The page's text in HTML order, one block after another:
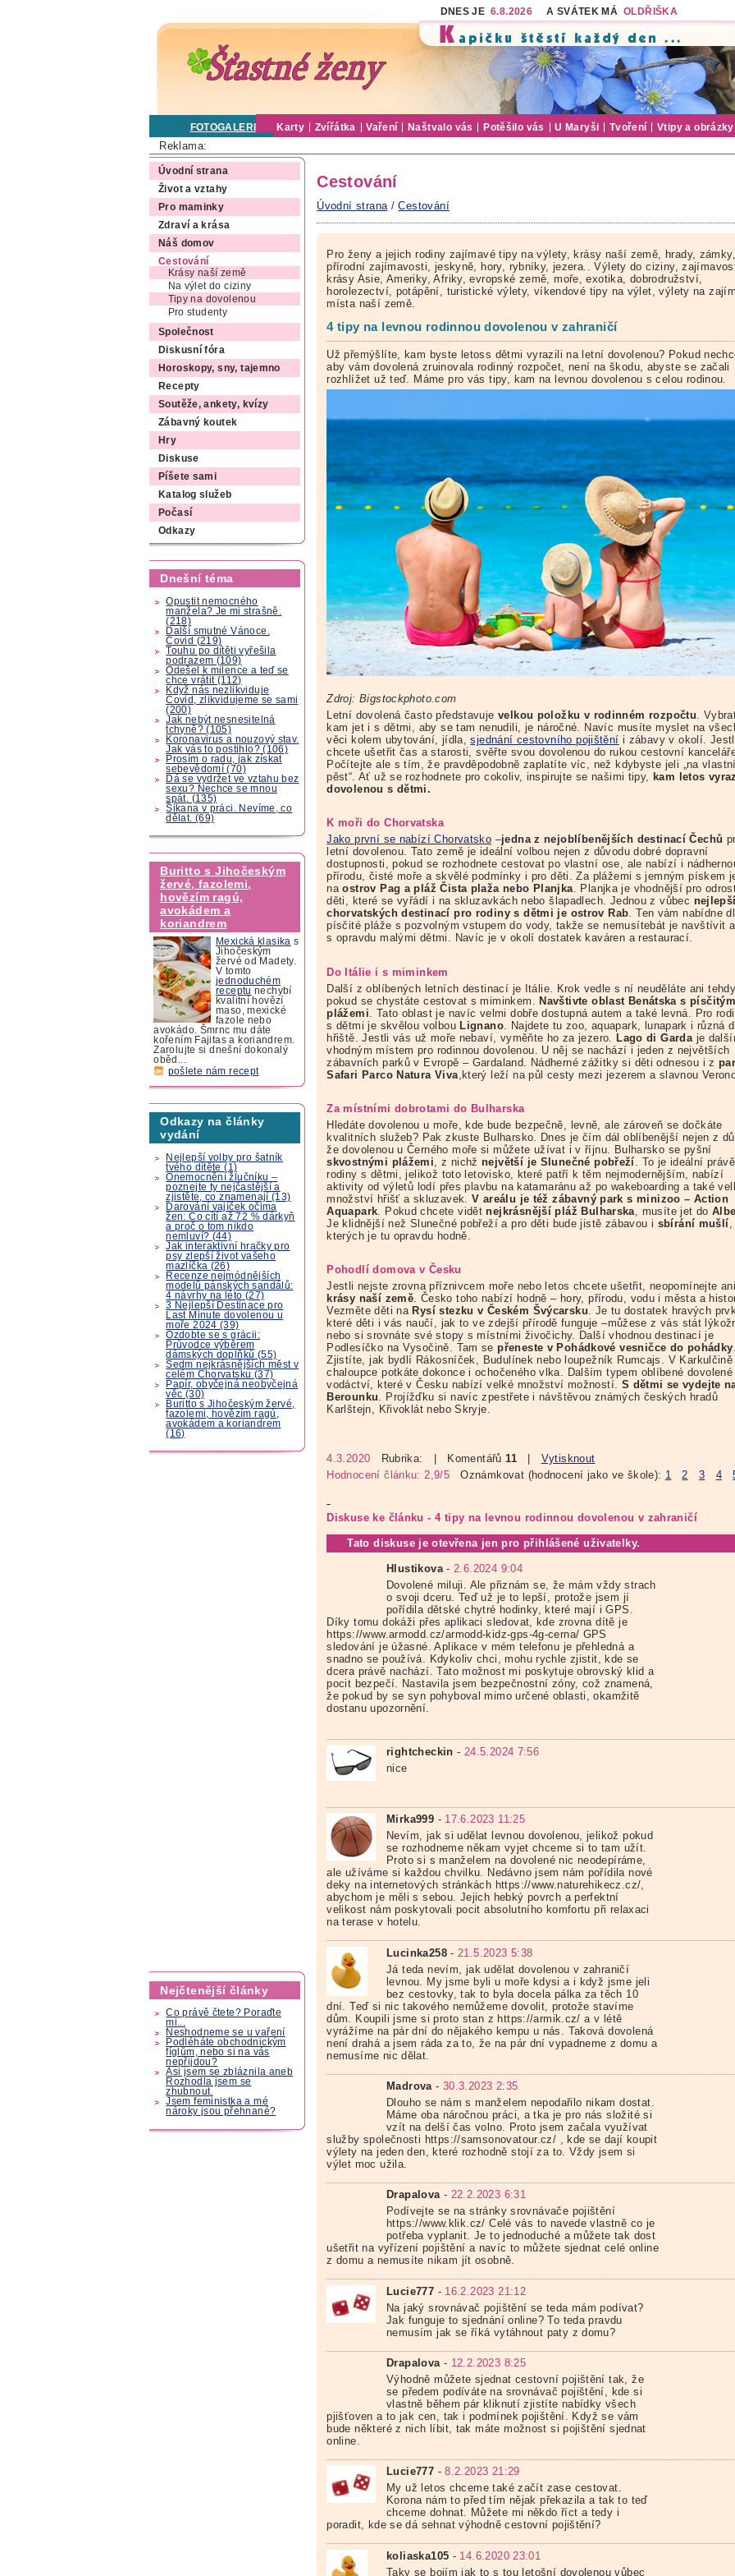
DNES JE 6.8.2026 A SVÁTEK MÁ OLDŘIŠKA
FOTOGALERIE Karty Zvířátka Vaření Naštvalo vás Potěšilo vás U Maryši Tvoření Vtipy a obrázky
Reklama:
Úvodní strana
Život a vztahy
Pro maminky
Zdraví a krása
Náš domov
Cestování
Krásy naší země
Na výlet do ciziny
Tipy na dovolenou
Pro studenty
Společnost
Diskusní fóra
Horoskopy, sny, tajemno
Recepty
Soutěže, ankety, kvízy
Zábavný koutek
Hry
Diskuse
Píšete sami
Katalog služeb
Počasí
Odkazy
Dnešní téma
Opustit nemocného
manžela? Je mi strašně.
(218)
Další smutné Vánoce.
Covid (219)
Touhu po dítěti vyřešila
podrazem (109)
Odešel k milence a teď se
chce vrátit (112)
Když nás nezlikviduje
Covid, zlikvidujeme se sami
(200)
Jak nebýt nesnesitelná
tchyně? (105)
Koronavirus a nouzový stav.
Jak vás to postihlo? (106)
Prosím o radu, jak získat
sebevědomí (70)
Dá se vydržet ve vztahu bez
sexu? Nechce se mnou
spát. (135)
Šikana v práci. Nevíme, co
dělat. (69)
Buritto s Jihočeským
žervé, fazolemi,
hovězím ragú,
avokádem a
koriandrem
Mexická klasika s
Jihočeským
žervé od Madety.
V tomto
jednoduchém
receptu nechybí
kvalitní hovězí
maso, mexické
fazole nebo
avokádo. Šmrnc mu dáte
kořením Fajitas a koriandrem.
Zarolujte si dnešní dokonalý
oběd...
pošlete nám recept
Odkazy na články
vydání
Nejlepší volby pro šatník
tvého dítěte (1)
Onemocnění žlučníku –
poznejte ty nejčastější a
zjistěte, co znamenají (13)
Darování vajíček očima
žen: Co cítí až 72 % dárkyň
a proč o tom nikdo
nemluví? (44)
Jak interaktivní hračky pro
psy zlepší život vašeho
mazlíčka (26)
Recenze nejmódnějších
modelů pánských sandálů:
4 návrhy na léto (27)
3 Nejlepší Destinace pro
Last Minute dovolenou u
moře 2024 (39)
Ozdobte se s grácii:
Průvodce výběrem
dámských doplňků (55)
Sedm nejkrásnějších měst v
celém Chorvatsku (37)
Papír, obyčejná neobyčejná
věc (30)
Buritto s Jihočeským žervé,
fazolemi, hovězím ragú,
avokádem a koriandrem
(16)
Nejčtenější články
Co právě čtete? Poraďte
mi...
Neshodneme se u vaření
Podléháte obchodnickým
fíglům, nebo si na vás
nepřijdou?
Asi jsem se zbláznila aneb
Rozhodla jsem se
zhubnout.
Jsem feministka a mé
nároky jsou přehnané?
Cestování
Úvodní strana /Cestování
Pro ženy a jejich rodiny zajímavé tipy na výlety, krásy naší země, hrady,
přírodní zajímavosti, jeskyně, hory, rybníky, jezera.. Výlety do ciziny,
krásy Asie, Ameriky, Afriky, evropské země, moře, exotika, dobrodružství,
horolezectví, potápění, turistické výlety, víkendové tipy na výlet, výlety na
místa naší země.
4 tipy na levnou rodinnou dovolenou v zahraničí
Už přemýšlíte, kam byste letoss dětmi vyrazili na letní dovolenou? Pokud
aby vám dovolená zruinovala rodinný rozpočet, není na škodu, abyste se začali
rozhlížet už teď. Máme pro vás tipy, kam na levnou dovolenou s celou rodinou.
Zdroj: Bigstockphoto.com
Letní dovolená často představuje velkou položku v rodinném rozpočtu .
kam jet i s dětmi, aby se tam nenudili, je náročné. Navíc musíte myslet na
věci kolem ubytování, jídla,sjednání cestovního pojištění i zábavy v okolí.
chcete ušetřit čas a starosti, svěřte svou dovolenou do rukou cestovní
Počítejte ale s tím, že pravděpodobně zaplatíte víc, než kdybyste jeli „na
pěst“. Ať už se rozhodnete pro cokoliv, inspirujte se našimi tipy,
kam letos
dovolenou s dětmi.
K moři do Chorvatska
Jako první se nabízí Chorvatsko –jedna z nejoblíbenějších destinací Čechů
letní dovolenou. Tato země je ideální volbou nejen z důvodu dobré dopravní
dostupnosti, pokud se rozhodnete cestovat po vlastní ose, ale nabízí i
přírodu, čisté moře a skvělé podmínky i pro děti. Za plážemi s jemným pískem
naostrov Pag a pláž Čista plaža nebo Planjka. Planjka je vhodnější pro
děti, které se vyřádí i na skluzavkách nebo šlapadlech. Jednou z vůbec
chorvatských destinací pro rodiny s dětmi je ostrov Rab. Ten vám nabídne
písčité pláže s pozvolným vstupem do vody, takže se nemusítebát je navštívit
s opravdu malými dětmi. Navíc je v okolí dostatek kaváren a restaurací.
Do Itálie i s miminkem
Další z oblíbených letních destinací je Itálie. Krok vedle s ní neuděláte ani
pokud se chystáte cestovat s miminkem.Navštivte oblast Benátska s
plážemi . Tato oblast je navíc velmi dobře dostupná autem a také levná. Pro
s dětmi je skvělou volbouLignano. Najdete tu zoo, aquapark, lunapark i různá
hřiště. Jestli vás už moře nebaví, vyměňte ho za jezero.Lago di Garda je
vhodným místem pro rodinnou dovolenou. U něj se nachází i jeden z největších
zábavních parků v Evropě – Gardaland. Nádherné zážitky si děti odnesou i z
Safari Parco Natura Viva ,který leží na půl cesty mezi jezerem a slavnou
Za místními dobrotami do Bulharska
Hledáte dovolenou u moře, kde bude bezpečně, levně, ale zároveň se dočkáte
kvalitních služeb? Pak zkuste Bulharsko. Dnes je čím dál oblíbenější nejen z
že dovolenou u Černého moře si můžete užívat i v říjnu. Bulharsko se pyšní
skvostnými plážemi , z nichžnejvětší je Slunečné pobřeží . To je ideální
rodiny s dětmi, jelikož toto letovisko, které patří k těm nejmodernějším, nabízí
aktivity od výletů lodí přes plavbu na katamaránu až po wakeboarding a také
množství hřišť a skluzavek.V areálu je též zábavný park s minizoo – Action
Aquapark . Pokud chcete vidětnejkrásnější pláž Bulharska , musíte jet do
Je klidnější než Slunečné pobřeží a pro děti bude jistě zábavou i sbírání mušlí
kterých je tu opravdu hodně.
Pohodlí domova v Česku
Jestli nejste zrovna příznivcem moře nebo letos chcete ušetřit, neopomínejte
krásy naší země. Česko toho nabízí hodně – hory, přírodu, vodu i města a
Vezměte děti na Rysí stezku v Českém Švýcarsku. Je tu dostatek hravých
které děti i vás naučí, jak to ve zdejší přírodě funguje –můžese z vás stát
nebo si srovnáte své stopy s místními živočichy. Další vhodnou destinací je
Podlesíčko na Vysočině. Tam sepřeneste v Pohádkové vesničce do pohádky
Zjistíte, jak bydlí Rákosníček, Budulínek nebo loupežník Rumcajs. V Karkulčině
chaloupce potkáte dokonce i ochočeného vlka. Dalším typem oblíbené dovolené
vodáctví, které v Česku nabízí velké množství možností. S dětmi se vydejte
Berounku. Projížďku si navíc zpestřete i návštěvou známých českých hradů
Karlštejn, Křivoklát nebo Skryje.
4.3.2020 Rubrika: | Komentářů11| Vytisknout
Hodnocení článku: 2,9/5 Oznámkovat (hodnocení jako ve škole): 1 2 3 4
Diskuse ke článku - 4 tipy na levnou rodinnou dovolenou v zahraničí
Tato diskuse je otevřena jen pro přihlášené uživatelky.
Hlustikova-2.6.2024 9:04
Dovolené miluji. Ale přiznám se, že mám vždy strach
o svoji dceru. Teď už je to lepší, protože jsem jí
pořídila dětské chytré hodinky, které mají i GPS.
Díky tomu dokáži přes aplikaci sledovat, kde zrovna dítě je
https://www.armodd.cz/armodd-kidz-gps-4g-cerna/ GPS
sledování je úžasné. Aplikace v mém telefonu je přehledná a
snadno se používá. Kdykoliv chci, mohu rychle zjistit, kde se
dcera právě nachází. Tato možnost mi poskytuje obrovský klid a
pocit bezpečí. Nastavila jsem bezpečnostní zóny, což znamená,
že pokud by se syn pohyboval mimo určené oblasti, okamžitě
dostanu upozornění.
rightcheckin - 24.5.2024 7:56
nice
Mirka999 - 17.6.2023 11:25
Nevím, jak si udělat levnou dovolenou, jelikož pokud
se rozhodneme někam vyjet chceme si to tam užít.
Proto si s manželem na dovolené nic neodepíráme,
ale užíváme si každou chvilku. Nedávno jsem nám pořídila nové
deky na internetových stránkách https://www.naturehikecz.cz/,
abychom je měli s sebou. Jejich hebký povrch a perfektní
velikost nám poskytovali pocit absolutního komfortu při relaxaci
na terase v hotelu.
Lucinka258- 21.5.2023 5:38
Já teda nevím, jak udělat dovolenou v zahraničí
levnou. My jsme byli u moře kdysi a i když jsme jeli
bez cestovky, tak to byla docela pálka za těch 10
dní. Teď si nic takového nemůžeme dovolit, protože stavíme
dům. Koupili jsme si proto stan z https://armik.cz/ a v létě
vyrážíme na pár dní do nějakého kempu u nás. Taková dovolená
není drahá a jsem ráda za to, že na pár dní vypadneme z domu a
nemusíme nic dělat.
Madrova - 30.3.2023 2:35
Dlouho se nám s manželem nepodařilo nikam dostat.
Máme oba náročnou práci, a tka je pro nás složité si
vzít na delší čas volno. Proto jsem začala využívat
služby společnosti https://samsonovatour.cz/ , kde se dají koupit
výlety na jeden den, které rozhodně stojí za to. Vždy jsem si
výlet moc užila.
Drapalova- 22.2.2023 6:31
Podívejte se na stránky srovnávače pojištění
https://www.klik.cz/ Celé vás to navede vlastně co je
potřeba vyplanit. Je to jednoduché a můžete tak dost
ušetřit na vyřízení pojištění a navíc to můžete sjednat celé online
z domu a nemusíte nikam jít osobně.
Lucie777 - 16.2.2023 21:12
Na jaký srovnávač pojištění se teda mám podívat?
Jak funguje to sjednání online? To teda pravdu
nemusím jak se říká vytáhnout paty z domu?
Drapalova- 12.2.2023 8:25
Výhodně můžete sjednat cestovní pojištění tak, že
se předem podíváte na srovnávač pojištění, kde si
vlastně během pár kliknutí zjistíte nabídky všech
pjišťoven a to jak cen, tak i podmínek pojištění. Když se vám
bude některé z nich líbit, tak máte možnost si pojištění sjednat
online.
Lucie777 -8.2.2023 21:29
My už letos chceme také začít zase cestovat.
Korona nám to před tím nějak překazila a tak to teď
chceme dohnat. Můžete mi někdo říct a tedy i
poradit, kde se dá sehnat výhodně cestovní pojištění?
koliaska105 - 14.6.2020 23:01
Taky se bojím jak to s tou letošní dovolenou vůbec